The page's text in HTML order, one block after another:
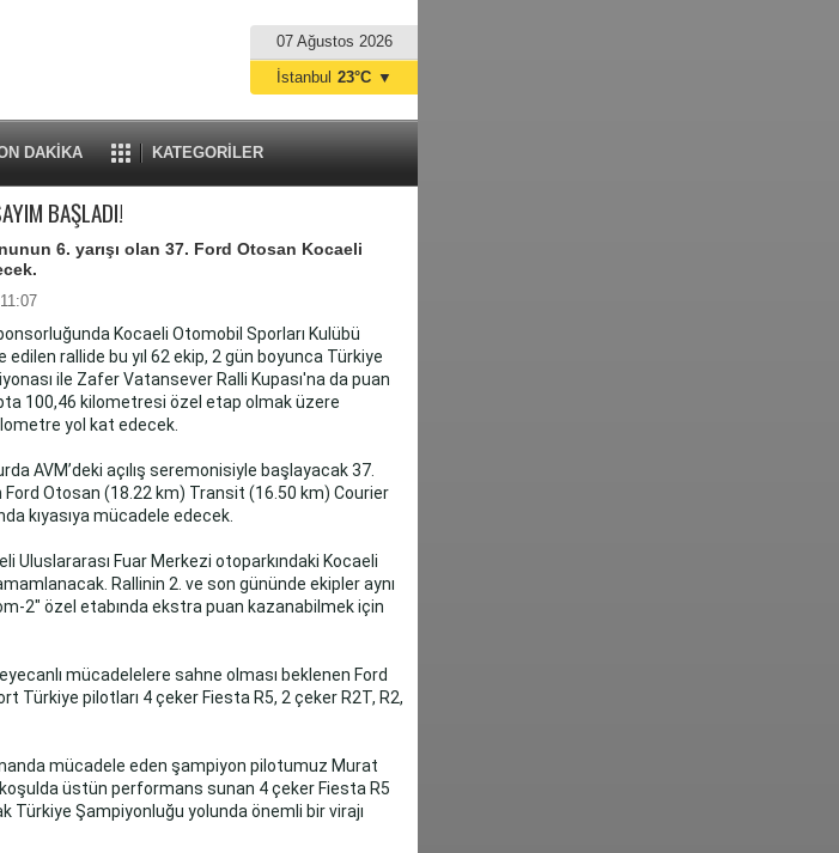
07 Ağustos 2026
DAKİKA KATEGORİLER
İstanbul 23°C ▼
BAŞLADI!
6. yarışı olan 37. Ford Otosan Kocaeli
Kocaeli Otomobil Sporları Kulübü
edilen rallide bu yıl 62 ekip, 2 gün boyunca Türkiye
ile Zafer Vatansever Ralli Kupası'na da puan
100,46 kilometresi özel etap olmak üzere
yol kat edecek.
AVM’deki açılış seremonisiyle başlayacak 37.
Ford Otosan (18.22 km) Transit (16.50 km) Courier
kıyasıya mücadele edecek.
Uluslararası Fuar Merkezi otoparkındaki Kocaeli
Rallinin 2. ve son gününde ekipler aynı
2" özel etabında ekstra puan kazanabilmek için
mücadelelere sahne olması beklenen Ford
Türkiye pilotları 4 çeker Fiesta R5, 2 çeker R2T, R2,
mücadele eden şampiyon pilotumuz Murat
üstün performans sunan 4 çeker Fiesta R5
Türkiye Şampiyonluğu yolunda önemli bir virajı